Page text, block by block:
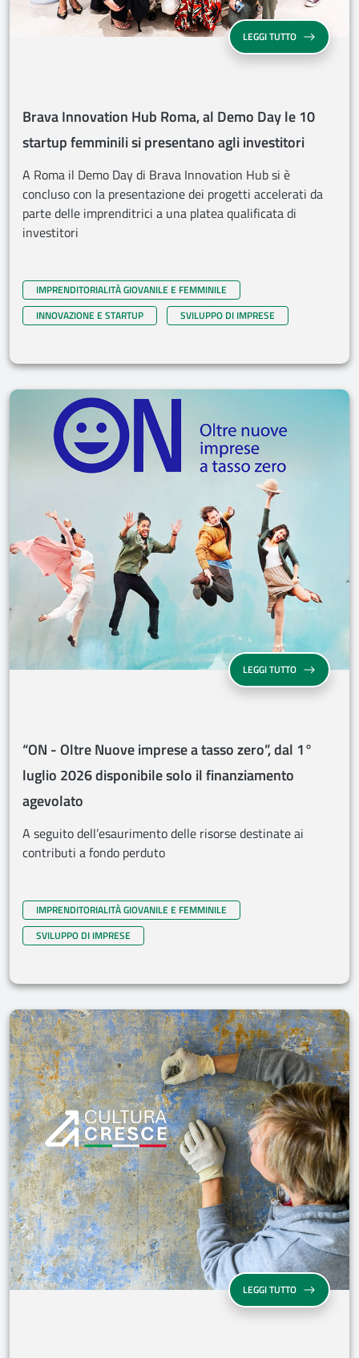
LEGGI TUTTOBRAVA
Brava Innovation Hub Roma, al Demo Day le 10
startup femminili si presentano agli investitori
A Roma il Demo Day di Brava Innovation Hub si è
concluso con la presentazione dei progetti accelerati da
parte delle imprenditrici a una platea qualificata di
investitori
IMPRENDITORIALITÀ GIOVANILE E FEMMINILE
INNOVAZIONE E STARTUP
SVILUPPO DI IMPRESE
LEGGI TUTTO“ON - OLTRE
“ON - Oltre Nuove imprese a tasso zero”, dal 1°
luglio 2026 disponibile solo il finanziamento
agevolato
A seguito dell’esaurimento delle risorse destinate ai
contributi a fondo perduto
IMPRENDITORIALITÀ GIOVANILE E FEMMINILE
SVILUPPO DI IMPRESE
LEGGI TUTTOCULTURA